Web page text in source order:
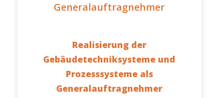
Generalauftragnehmer
Realisierung der
Gebäudetechniksysteme und
Prozesssysteme als
Generalauftragnehmer